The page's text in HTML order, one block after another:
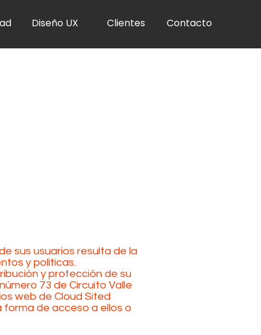
Diseño UX Clientes Contacto
sus usuarios resulta de la
y políticas.
y protección de su
73 de Circuito Valle
web de Cloud Sited
forma de acceso a ellos o